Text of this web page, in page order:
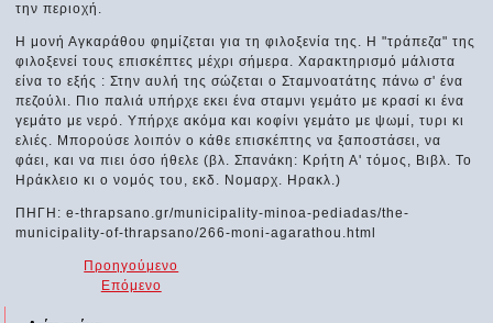
την περιοχή.
Η μονή Αγκαράθου φημίζεται για τη φιλοξενία της. Η "τράπεζα" της
φιλοξενεί τους επισκέπτες μέχρι σήμερα. Χαρακτηρισμό μάλιστα
είνα το εξής : Στην αυλή της σώζεται ο Σταμνοατάτης πάνω σ' ένα
πεζούλι. Πιο παλιά υπήρχε εκει ένα σταμνι γεμάτο με κρασί κι ένα
γεμάτο με νερό. Υπήρχε ακόμα και κοφίνι γεμάτο με ψωμί, τυρι κι
ελιές. Μπορούσε λοιπόν ο κάθε επισκέπτης να ξαποστάσει, να
φάει, και να πιει όσο ήθελε (βλ. Σπανάκη: Κρήτη Α' τόμος, Βιβλ. Το
Ηράκλειο κι ο νομός του, εκδ. Νομαρχ. Ηρακλ.)
ΠΗΓΗ: e-thrapsano.gr/municipality-minoa-pediadas/the-
municipality-of-thrapsano/266-moni-agarathou.html
Προηγούμενο
Επόμενο